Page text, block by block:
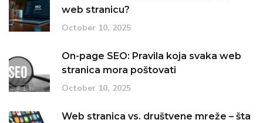
web stranicu?
October 10, 2025
On-page SEO: Pravila koja svaka web
stranica mora poštovati
October 10, 2025
Web stranica vs. društvene mreže – šta